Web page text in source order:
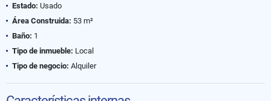
Estado: Usado
Área Construida: 53 m²
Baño: 1
Tipo de inmueble: Local
Tipo de negocio: Alquiler